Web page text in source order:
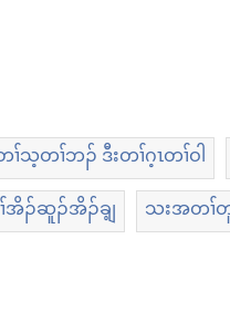
ၢ်သ့တၢ်ဘၣ် ဒီးတၢ်ဂ့ၤတၢ်ဝါ
အိၣ်ဆူၣ်အိၣ်ချ့
သးအတၢ်